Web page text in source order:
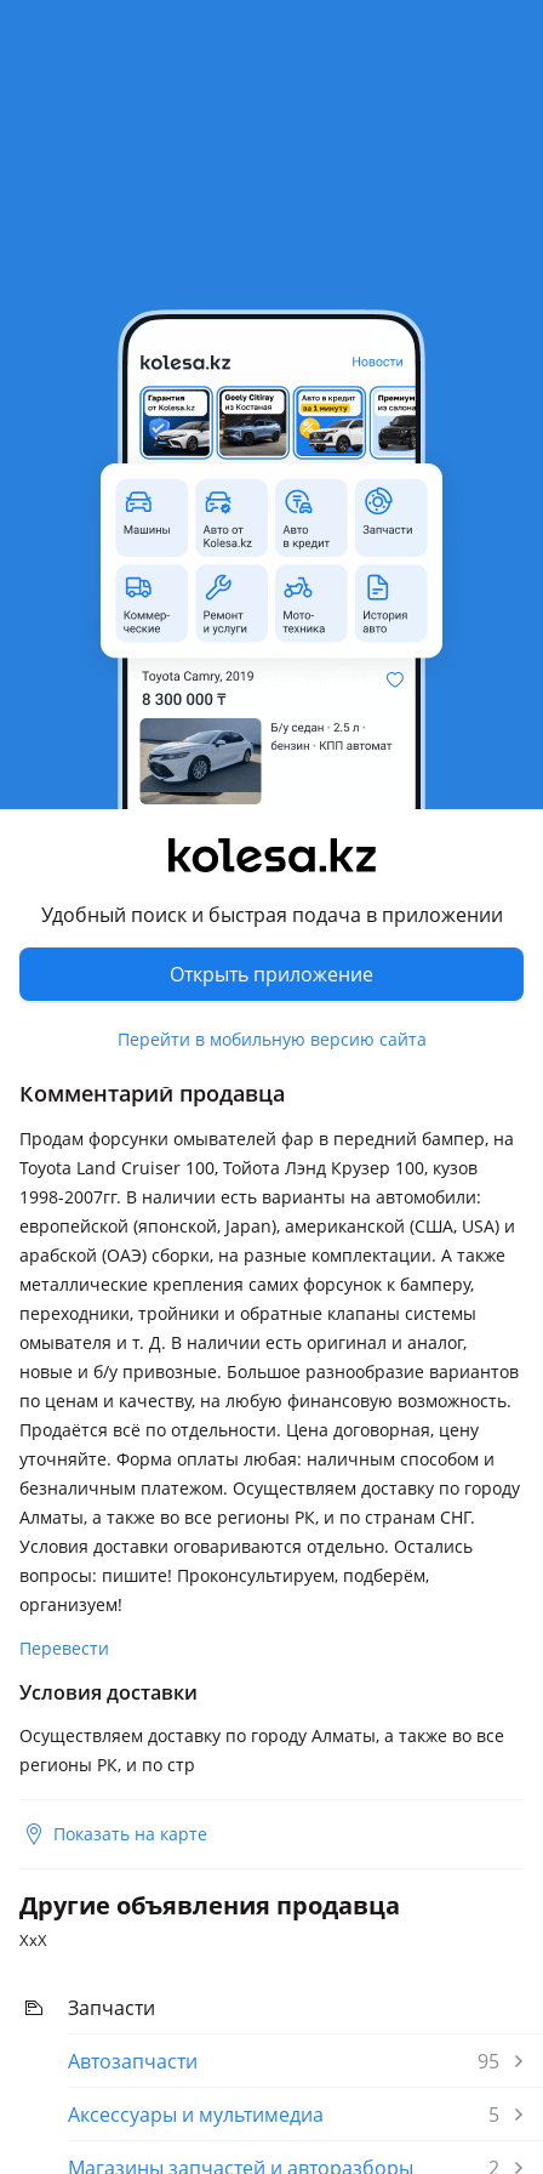
Удобный поиск и быстрая подача в приложении
Открыть приложение
Перейти в мобильную версию сайта
Омыватель фары на Toyota Land Cruiser 100 1998-2007
Объявление находится в архиве и может быть
Алматы, Алматинская
Да
Подходит на авто
Toyota Land Cruiser
1998 - 2002 J100, 2002 - 2005 J100 рестайлинг, 2005 - 2007
J100 [2-й рестайлинг]
Lexus LX 470
2002 - 2007 2 поколение рестайлинг (UZJ100), 1998 - 2002 2
поколение (UZJ100)
Комментарий продавца
Продам форсунки омывателей фар в передний бампер, на
Toyota Land Cruiser 100, Тойота Лэнд Крузер 100, кузов
1998-2007гг. В наличии есть варианты на автомобили:
европейской (японской, Japan), американской (США, USA) и
арабской (ОАЭ) сборки, на разные комплектации. А также
металлические крепления самих форсунок к бамперу,
переходники, тройники и обратные клапаны системы
омывателя и т. Д. В наличии есть оригинал и аналог,
новые и б/у привозные. Большое разнообразие вариантов
по ценам и качеству, на любую финансовую возможность.
Продаётся всё по отдельности. Цена договорная, цену
уточняйте. Форма оплаты любая: наличным способом и
безналичным платежом. Осуществляем доставку по городу
Алматы, а также во все регионы РК, и по странам СНГ.
Условия доставки оговариваются отдельно. Остались
вопросы: пишите! Проконсультируем, подберём,
организуем!
Перевести
Условия доставки
Осуществляем доставку по городу Алматы, а также во все
регионы РК, и по стр
Показать на карте
Другие объявления продавца
ХхХ
Запчасти
Автозапчасти
95
Аксессуары и мультимедиа
5
Магазины запчастей и авторазборы
2